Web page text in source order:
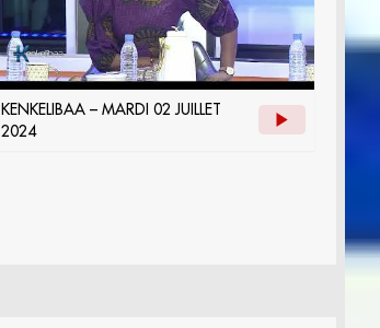
KENKELIBAA – MARDI 02 JUILLET
2024